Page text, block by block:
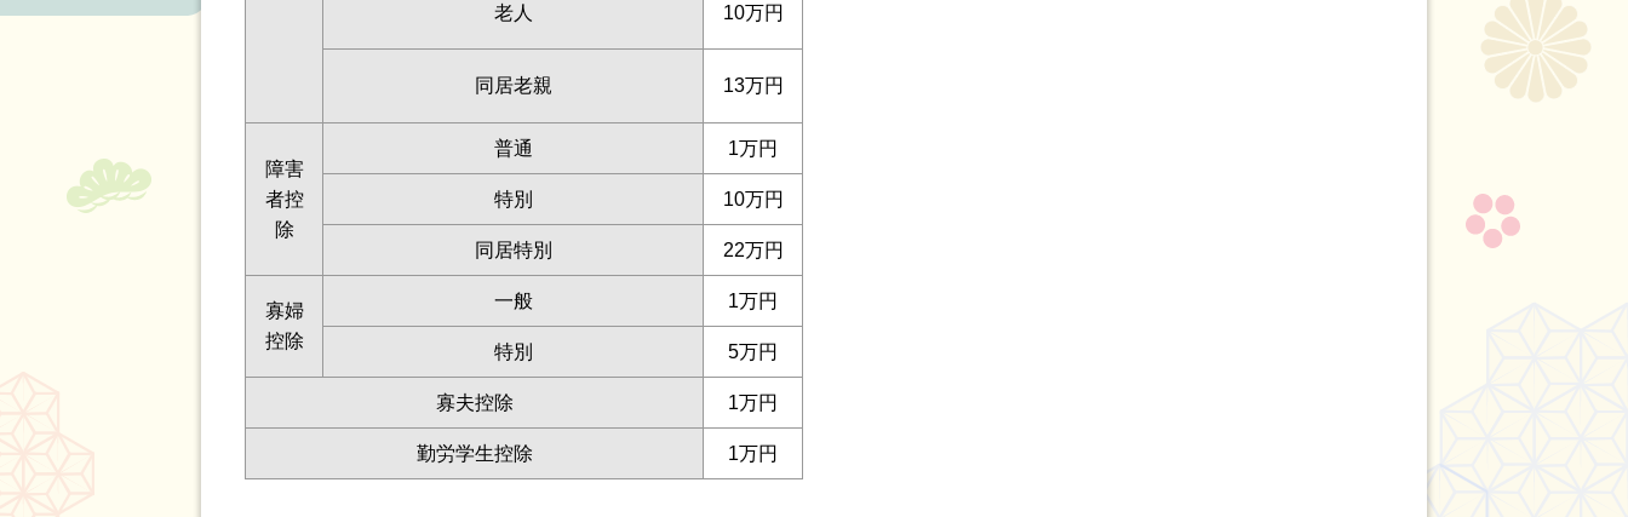
老人 10万円
同居老親 13万円
障害
者控
除
普通 1万円
特別 10万円
同居特別 22万円
寡婦
控除
一般 1万円
特別 5万円
寡夫控除 1万円
勤労学生控除 1万円